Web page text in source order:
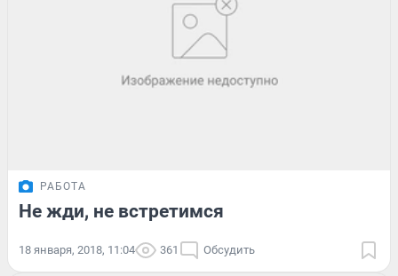
РАБОТА
Не жди, не встретимся
18 января, 2018, 11:04 361 Обсудить